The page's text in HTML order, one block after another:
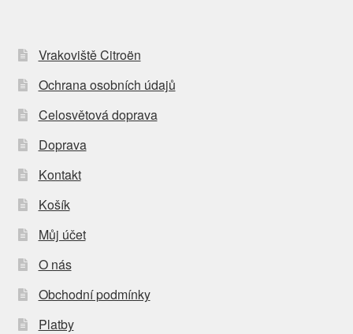
Vrakoviště Citroën
Ochrana osobních údajů
Celosvětová doprava
Doprava
Kontakt
Košík
Můj účet
O nás
Obchodní podmínky
Platby